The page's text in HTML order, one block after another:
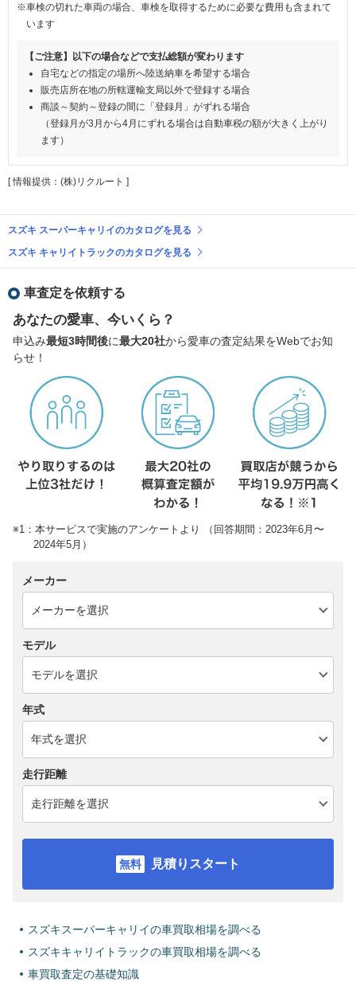
※車検の切れた車両の場合、車検を取得するために必要な費用も含まれて
います
【ご注意】以下の場合などで支払総額が変わります
自宅などの指定の場所へ陸送納車を希望する場合
販売店所在地の所轄運輸支局以外で登録する場合
商談～契約～登録の間に「登録月」がずれる場合
（登録月が3月から4月にずれる場合は自動車税の額が大きく上がり
ます）
[ 情報提供：(株)リクルート ]
スズキ スーパーキャリイのカタログを見る
スズキ キャリイトラックのカタログを見る
車査定を依頼する
あなたの愛車、今いくら？
申込み最短3時間後に最大20社から愛車の査定結果をWebでお知
らせ！
※1：本サービスで実施のアンケートより （回答期間：2023年6月〜
2024年5月）
メーカー
モデル
年式
走行距離
見積りスタート
スズキスーパーキャリイの車買取相場を調べる
スズキキャリイトラックの車買取相場を調べる
車買取査定の基礎知識